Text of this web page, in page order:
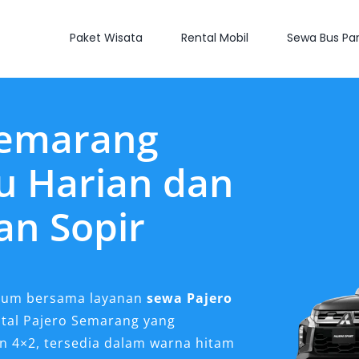
Paket Wisata Rental Mobil Sewa Bus
Harian dan
Sopir
bersama layanansewa Pajero
Pajero Semarang yang
4×2, tersedia dalam warna hitam